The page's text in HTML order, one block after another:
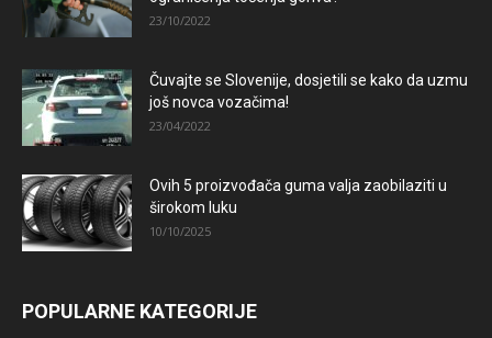
23/10/2022
Čuvajte se Slovenije, dosjetili se kako da uzmu
još novca vozačima!
23/04/2022
Ovih 5 proizvođača guma valja zaobilaziti u
širokom luku
10/10/2025
POPULARNE KATEGORIJE